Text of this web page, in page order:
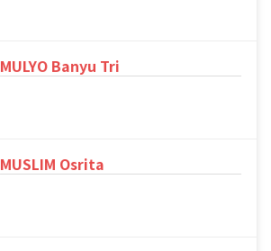
MULYO Banyu Tri
MUSLIM Osrita